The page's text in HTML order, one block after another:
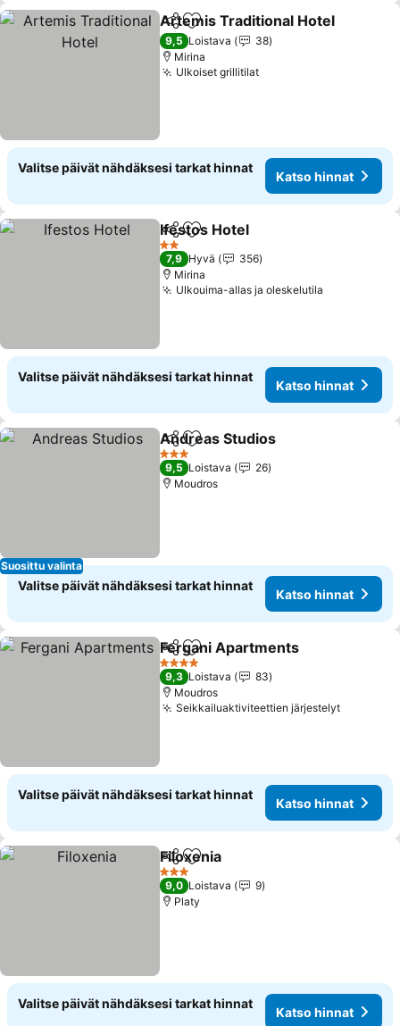
Jaa Lisää suosikkeihin
Artemis Traditional Hotel
9,5 Loistava
38
Mirina
Ulkoiset grillitilat
Valitse päivät nähdäksesi tarkat hinnat
Katso hinnat
Jaa Lisää suosikkeihin
Ifestos Hotel
2 Tähtiluokitus
7,9 Hyvä
356
Mirina
Ulkouima-allas ja oleskelutila
Valitse päivät nähdäksesi tarkat hinnat
Katso hinnat
Suosittu valinta
Jaa Lisää suosikkeihin
Andreas Studios
3 Tähtiluokitus
9,5 Loistava
26
Moudros
Valitse päivät nähdäksesi tarkat hinnat
Katso hinnat
Jaa Lisää suosikkeihin
Fergani Apartments
4 Tähtiluokitus
9,3 Loistava
83
Moudros
Seikkailuaktiviteettien järjestelyt
Valitse päivät nähdäksesi tarkat hinnat
Katso hinnat
Jaa Lisää suosikkeihin
Filoxenia
3 Tähtiluokitus
9,0 Loistava
9
Platy
Valitse päivät nähdäksesi tarkat hinnat
Katso hinnat